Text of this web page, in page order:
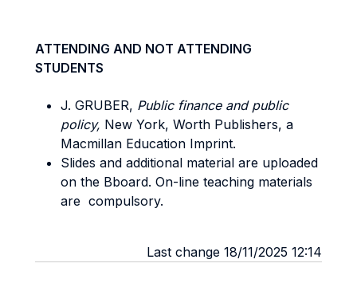
ATTENDING AND NOT ATTENDING
STUDENTS
J. GRUBER, Public finance and public
policy, New York, Worth Publishers, a
Macmillan Education Imprint.
Slides and additional material are uploaded
on the Bboard. On-line teaching materials
are compulsory.
Last change 18/11/2025 12:14